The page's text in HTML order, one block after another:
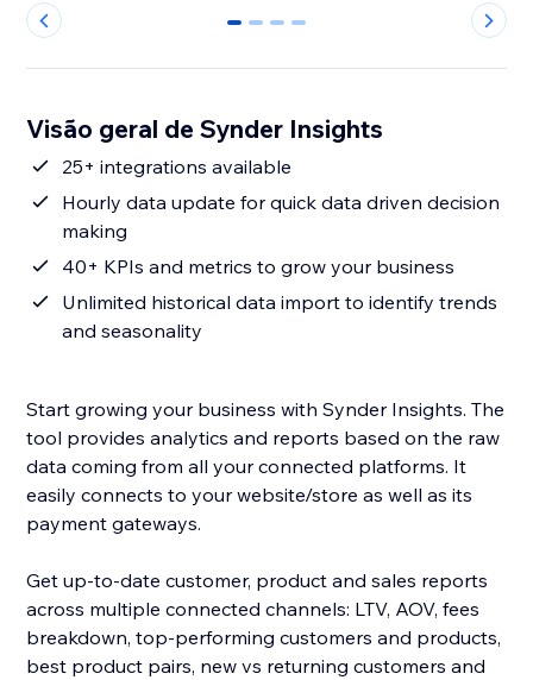
0 1 2 3
Visão geral de Synder Insights
25+ integrations available
Hourly data update for quick data driven decision
making
40+ KPIs and metrics to grow your business
Unlimited historical data import to identify trends
and seasonality
Start growing your business with Synder Insights. The
tool provides analytics and reports based on the raw
data coming from all your connected platforms. It
easily connects to your website/store as well as its
payment gateways.
Get up-to-date customer, product and sales reports
across multiple connected channels: LTV, AOV, fees
breakdown, top-performing customers and products,
best product pairs, new vs returning customers and